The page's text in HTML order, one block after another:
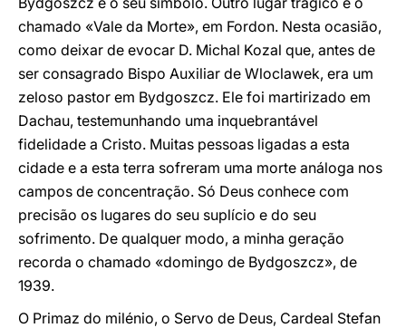
chamado «Vale da Morte», em Fordon. Nesta ocasião,
como deixar de evocar D. Michal Kozal que, antes de
ser consagrado Bispo Auxiliar de Wloclawek, era um
zeloso pastor em Bydgoszcz. Ele foi martirizado em
Dachau, testemunhando uma inquebrantável
fidelidade a Cristo. Muitas pessoas ligadas a esta
cidade e a esta terra sofreram uma morte análoga nos
campos de concentração. Só Deus conhece com
precisão os lugares do seu suplício e do seu
sofrimento. De qualquer modo, a minha geração
recorda o chamado «domingo de Bydgoszcz», de
1939.
O Primaz do milénio, o Servo de Deus, Cardeal Stefan